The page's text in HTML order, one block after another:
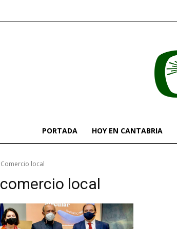
PORTADA HOY EN CANTABRIA
Comercio local
comercio local